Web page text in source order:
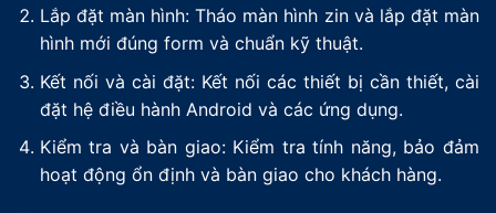
Lắp đặt màn hình: Tháo màn hình zin và lắp đặt màn
hình mới đúng form và chuẩn kỹ thuật.
Kết nối và cài đặt: Kết nối các thiết bị cần thiết, cài
đặt hệ điều hành Android và các ứng dụng.
Kiểm tra và bàn giao: Kiểm tra tính năng, bảo đảm
hoạt động ổn định và bàn giao cho khách hàng.